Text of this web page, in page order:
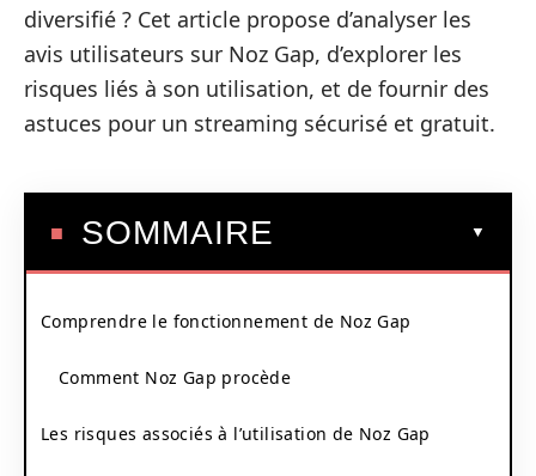
diversifié ? Cet article propose d’analyser les
avis utilisateurs sur Noz Gap, d’explorer les
risques liés à son utilisation, et de fournir des
astuces pour un streaming sécurisé et gratuit.
SOMMAIRE
Comprendre le fonctionnement de Noz Gap
Comment Noz Gap procède
Les risques associés à l’utilisation de Noz Gap